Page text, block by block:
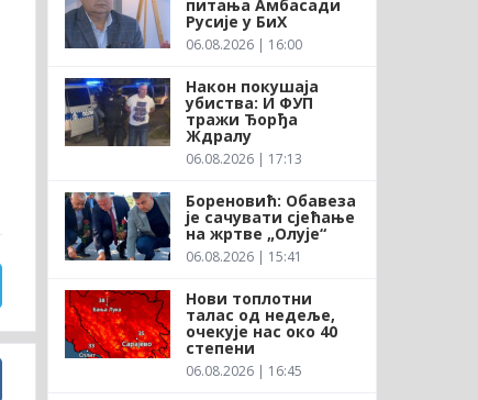
питања Амбасади
Русије у БиХ
06.08.2026 | 16:00
Након покушаја
убиства: И ФУП
тражи Ђорђа
Ждралу
06.08.2026 | 17:13
Бореновић: Обавеза
је сачувати сјећање
на жртве „Олује“
06.08.2026 | 15:41
Нови топлотни
талас од недеље,
очекује нас око 40
степени
06.08.2026 | 16:45